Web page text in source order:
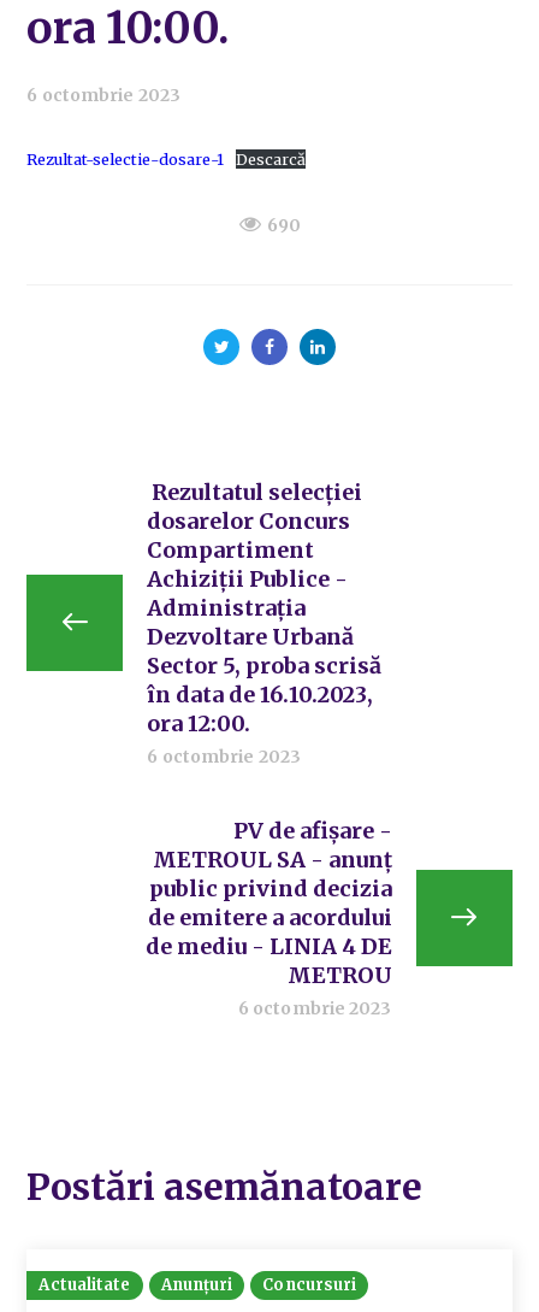
ora 10:00.
6 octombrie 2023
Rezultat-selectie-dosare-1 Descarcă
690
Rezultatul selecției
dosarelor Concurs
Compartiment
Achiziții Publice -
Administrația
Dezvoltare Urbană
Sector 5, proba scrisă
în data de 16.10.2023,
ora 12:00.
6 octombrie 2023
PV de afișare -
METROUL SA - anunț
public privind decizia
de emitere a acordului
de mediu - LINIA 4 DE
METROU
6 octombrie 2023
Postări asemănatoare
Actualitate Anunțuri Concursuri